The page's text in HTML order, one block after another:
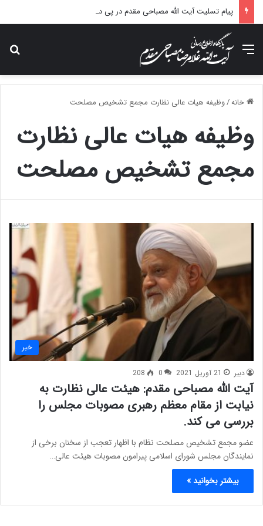
منو
خانه/وظیفه هیات عالی نظارت مجمع تشخیص مصلحت
وظیفه هیات عالی نظارت
مجمع تشخیص مصلحت
خبر
دبیر 21 آوریل 2021 0
208
آیت الله مصباحی مقدم: هیئت عالی نظارت به
نیابت از مقام معظم رهبری مصوبات مجلس را
بررسی می کند.
عضو مجمع تشخیص مصلحت نظام با اظهار تعجب از سخنان برخی از
نمایندگان مجلس شورای اسلامی پیرامون مصوبات هیئت عالی…
بیشتر بخوانید »